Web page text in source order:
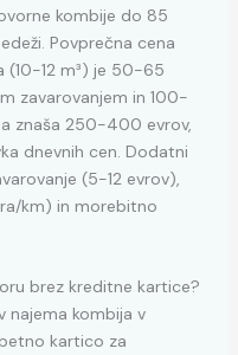
kombije do 85
Povprečna cena
(10-12 m³) je 50-65
zavarovanjem in 100-
znaša 250-400 evrov,
dnevnih cen. Dodatni
(5-12 evrov),
km) in morebitno
brez kreditne kartice?
najema kombija v
kartico za